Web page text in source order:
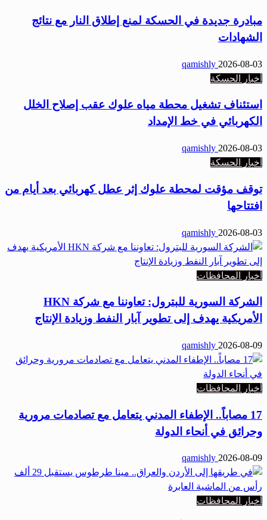
مبادرة جديدة في الحسكة لمنع إطلاق النار مع نتائج
الشهادات
qamishly 2026-08-03
أخبار الحسكة
استئناف تشغيل محطة مياه علوك عقب إصلاح الخلل
الكهربائي في خط الإمداد
qamishly 2026-08-03
أخبار الحسكة
توقف مؤقت لمحطة علوك إثر عطل كهربائي بعد أيام من
افتتاحها
qamishly 2026-08-03
أخبار المحافظات
الشركة السورية للبترول: تعاوننا مع شركة HKN
الأمريكية يهدف إلى تطوير آبار النفط وزيادة الإنتاج
qamishly 2026-08-09
أخبار المحافظات
17 مصاباً.. الإطفاء المدني يتعامل مع تصادمات مرورية
وحرائق في أنحاء الدولة
qamishly 2026-08-09
أخبار المحافظات